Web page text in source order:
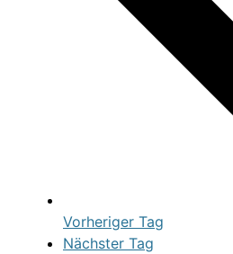
Vorheriger Tag
Nächster Tag